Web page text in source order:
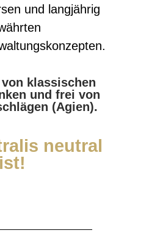
und langjährig
klassischen
und frei von
(Agien).
neutral
ist!